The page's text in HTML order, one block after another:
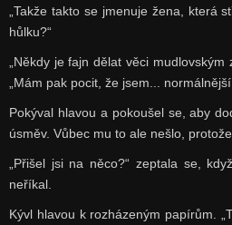
„Takže takto se jmenuje žena, která
hůlku?“
„Někdy je fajn dělat věci mudlovským
„Mám pak pocit, že jsem...
Pokýval hlavou a pokoušel se, aby
úsměv. Vůbec mu to ale nešlo,
„Přišel jsi na něco?“ zeptala se,
neříkal.
Kývl hlavou k rozházeným papírům.